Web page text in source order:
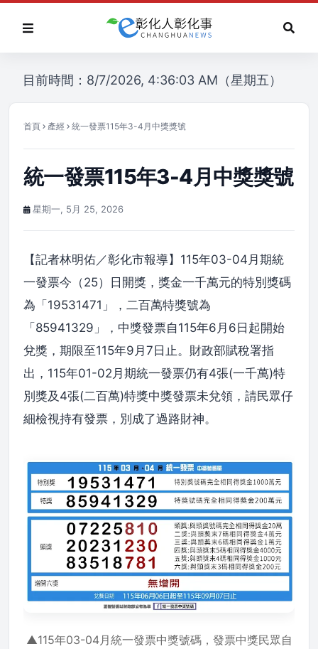
目前時間：8/7/2026, 4:36:03 AM（星期五）
首頁 產經 統一發票115年3-4月中獎獎號
統一發票115年3-4月中獎獎號
星期一, 5月 25, 2026
【記者林明佑／彰化市報導】115年03-04月期統
一發票今（25）日開獎，獎金一千萬元的特別獎碼
為「19531471」，二百萬特獎號為
「85941329」，中獎發票自115年6月6日起開始
兌獎，期限至115年9月7日止。財政部賦稅署指
出，115年01-02月期統一發票仍有4張(一千萬)特
別獎及4張(二百萬)特獎中獎發票未兌領，請民眾仔
細檢視持有發票，別成了過路財神。
▲115年03-04月統一發票中獎號碼，發票中獎民眾自